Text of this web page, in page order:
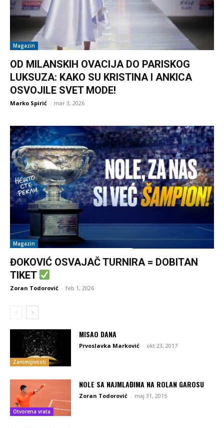
Magazin
OD MILANSKIH OVACIJA DO PARISKOG
LUKSUZA: KAKO SU KRISTINA I ANKICA
OSVOJILE SVET MODE!
Marko Spirić - mar 3, 2026
Magazin
ĐOKOVIĆ OSVAJAČ TURNIRA = DOBITAN
TIKET
Zoran Todorović - feb 1, 2026
Zanimljivosti
MISAO DANA
Prvoslavka Marković - okt 23, 2017
Otvorena vrata
NOLE SA NAJMLAĐIMA NA ROLAN GAROSU
Zoran Todorović - maj 31, 2015